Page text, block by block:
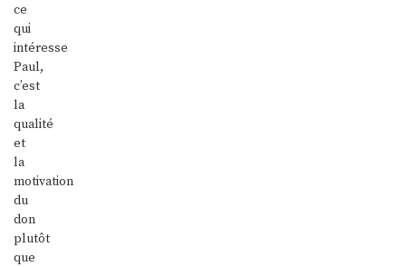
ce
qui
intéresse
Paul,
c’est
la
qualité
et
la
motivation
du
don
plutôt
que